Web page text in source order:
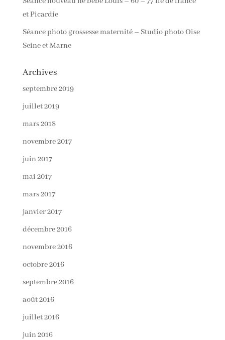
et Picardie
Séance photo grossesse maternité – Studio photo Oise
Seine et Marne
Archives
septembre 2019
juillet 2019
mars 2018
novembre 2017
juin 2017
mai 2017
mars 2017
janvier 2017
décembre 2016
novembre 2016
octobre 2016
septembre 2016
août 2016
juillet 2016
juin 2016